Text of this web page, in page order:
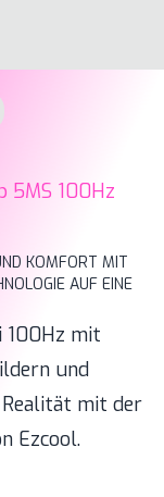
5MS 100Hz
KOMFORT MIT
AUF EINE
100Hz mit
und
Realität mit der
Ezcool.